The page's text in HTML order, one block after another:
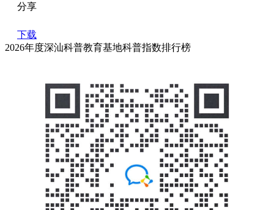
分享
下载
2026年度深汕科普教育基地科普指数排行榜